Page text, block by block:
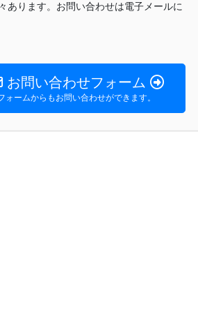
あります。お問い合わせは電子メールに
お問い合わせフォーム
ォームからもお問い合わせができます。